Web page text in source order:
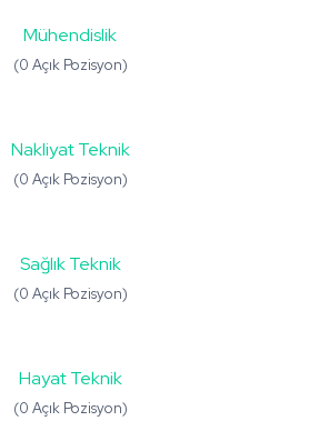
Mühendislik
(0 Açık Pozisyon)
Nakliyat Teknik
(0 Açık Pozisyon)
Sağlık Teknik
(0 Açık Pozisyon)
Hayat Teknik
(0 Açık Pozisyon)